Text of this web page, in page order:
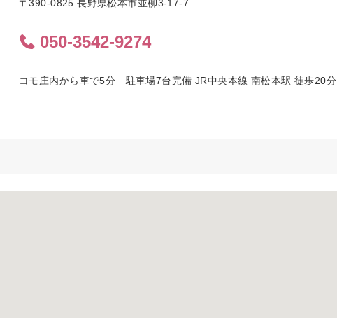
〒390-0825 長野県松本市並柳3-17-7
050-3542-9274
コモ庄内から車で5分 駐車場7台完備 JR中央本線 南松本駅 徒歩20分